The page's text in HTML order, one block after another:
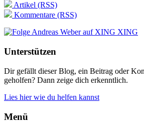
Artikel (RSS)
Kommentare (RSS)
XING
Unterstützen
Dir gefällt dieser Blog, ein Beitrag oder
geholfen? Dann zeige dich erkenntlich.
Lies hier wie du helfen kannst
Menü